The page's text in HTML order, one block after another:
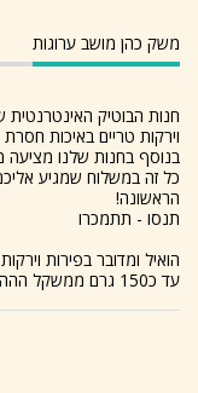
משק כהן מושב ערוגות
חנות הבוטיק
וירקות טריים באיכות
בנוסף בחנות שלנו מציעה
כל זה במשלוח שמגיע
הראשונה!
תנסו - תתמכרו
הואיל ומדובר בפירות
עד כ150 גרם ממשקל הההזמנה.